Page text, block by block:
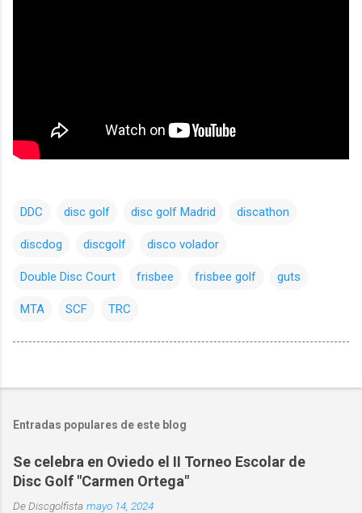
DDC disc golf disc golf Madrid discathon
discdog discgolf disco volador
Double Disc Court frisbee frisbee golf guts
MTA SCF TRC
Entradas populares de este blog
Se celebra en Oviedo el II Torneo Escolar de
Disc Golf "Carmen Ortega"
DeDiscgolfista mayo 14, 2024